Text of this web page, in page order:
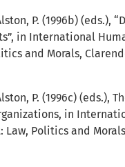
P. (1996b) (eds.),
in International
and Morals,
P. (1996c) (eds.),
in
Law, Politics and